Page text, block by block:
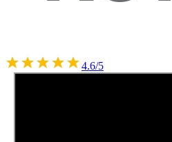
4.6/5